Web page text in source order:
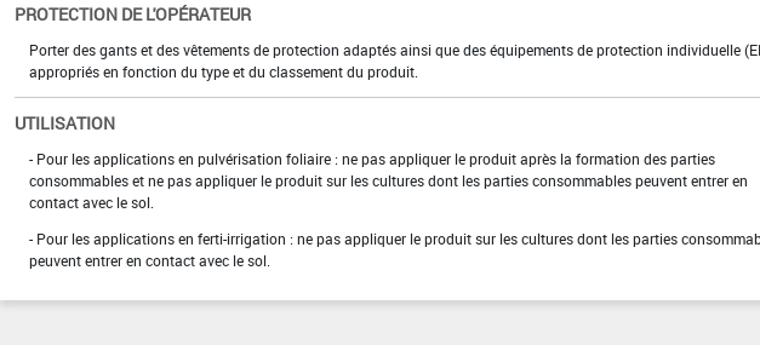
PROTECTION DE L'OPÉRATEUR
Porter des gants et des vêtements de protection adaptés ainsi que des équipements de protection individuelle
appropriés en fonction du type et du classement du produit.
UTILISATION
- Pour les applications en pulvérisation foliaire : ne pas appliquer le produit après la formation des parties
consommables et ne pas appliquer le produit sur les cultures dont les parties consommables peuvent entrer en
contact avec le sol.
- Pour les applications en ferti-irrigation : ne pas appliquer le produit sur les cultures dont les parties
peuvent entrer en contact avec le sol.